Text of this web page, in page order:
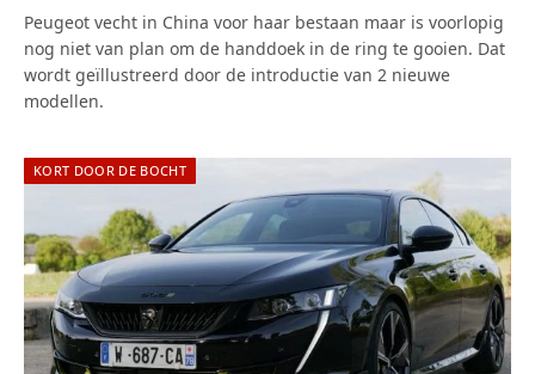
Peugeot vecht in China voor haar bestaan maar is voorlopig
nog niet van plan om de handdoek in de ring te gooien. Dat
wordt geïllustreerd door de introductie van 2 nieuwe
modellen.
KORT DOOR DE BOCHT